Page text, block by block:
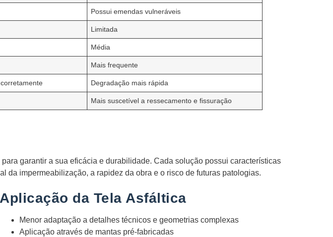
Possui emendas vulneráveis
Limitada
Média
Mais frequente
Degradação mais rápida
Mais suscetível a ressecamento e fissuração
garantir a sua eficácia e durabilidade. Cada solução possui características
da impermeabilização, a rapidez da obra e o risco de futuras patologias.
Aplicação da Tela Asfáltica
Menor adaptação a detalhes técnicos e geometrias complexas
Aplicação através de mantas pré-fabricadas